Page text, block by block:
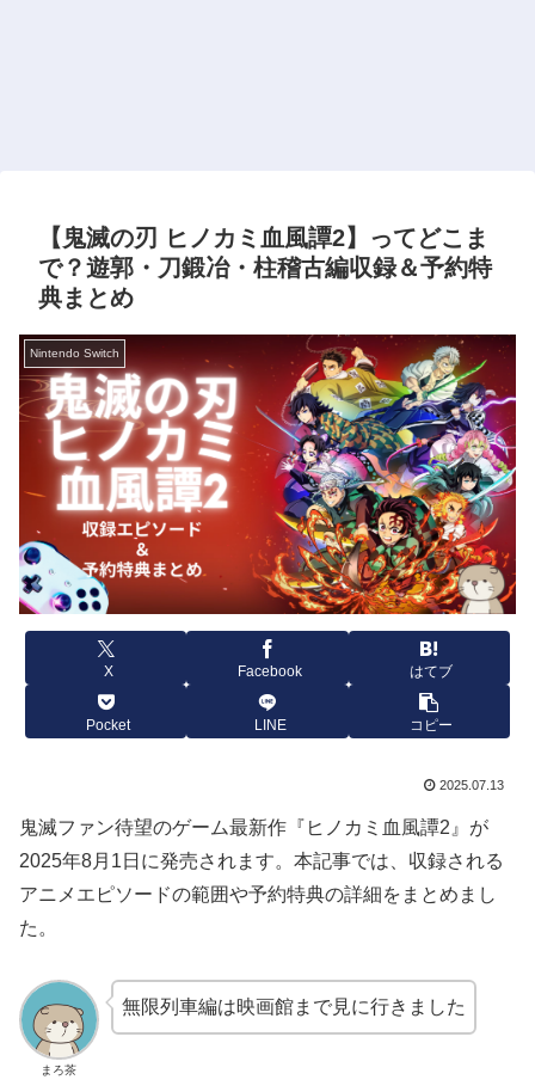
【鬼滅の刃 ヒノカミ血風譚2】ってどこま
で？遊郭・刀鍛冶・柱稽古編収録＆予約特
典まとめ
Nintendo Switch
X Facebook はてブ
Pocket LINE コピー
2025.07.13
鬼滅ファン待望のゲーム最新作『ヒノカミ血風譚2』が
2025年8月1日に発売されます。本記事では、収録される
アニメエピソードの範囲や予約特典の詳細をまとめまし
た。
まろ茶
無限列車編は映画館まで見に行きました